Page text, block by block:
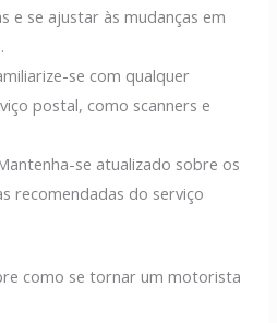
e se ajustar às mudanças em
se com qualquer
postal, como scanners e
se atualizado sobre os
recomendadas do serviço
como se tornar um motorista